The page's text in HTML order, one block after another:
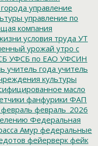
управление
управление по
компания
условия труда УТ
урожай утро с
УФСБ по ЕАО УФСИН
учитель года учитель
культуры
масло
фанфурики ФАП
февраль февраль_2026
Федеральная
Амур федеральные
фейерверк фейк